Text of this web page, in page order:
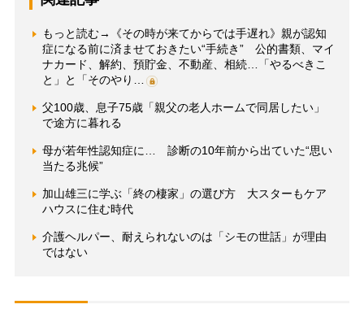
もっと読む→《その時が来てからでは手遅れ》親が認知
症になる前に済ませておきたい“手続き” 公的書類、マイ
ナカード、解約、預貯金、不動産、相続…「やるべきこ
と」と「そのやり…
父100歳、息子75歳「親父の老人ホームで同居したい」
で途方に暮れる
母が若年性認知症に… 診断の10年前から出ていた“思い
当たる兆候”
加山雄三に学ぶ「終の棲家」の選び方 大スターもケア
ハウスに住む時代
介護ヘルパー、耐えられないのは「シモの世話」が理由
ではない